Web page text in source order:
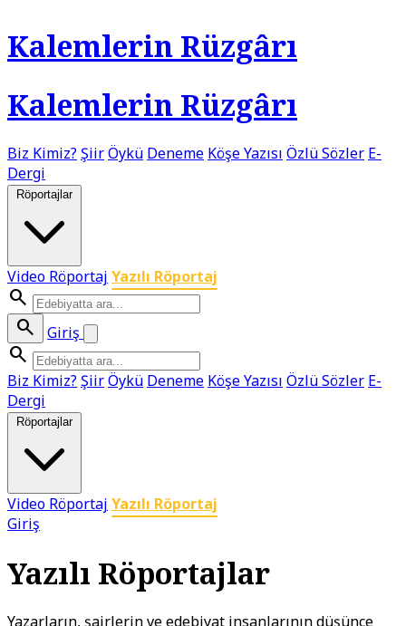
Kalemlerin Rüzgârı
Kalemlerin Rüzgârı
Biz Kimiz? ŞiirÖykü Deneme Köşe Yazısı Özlü Sözler E-
Dergi
Röportajlar
Video Röportaj Yazılı Röportaj
search
search
Giriş
search
Biz Kimiz? ŞiirÖykü Deneme Köşe Yazısı Özlü Sözler E-
Dergi
Röportajlar
Video Röportaj Yazılı Röportaj
Giriş
Yazılı Röportajlar
Yazarların, şairlerin ve edebiyat insanlarının düşünce